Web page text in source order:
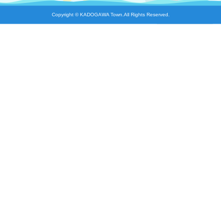
Copyright © KADOGAWA Town.All Rights Reserved.